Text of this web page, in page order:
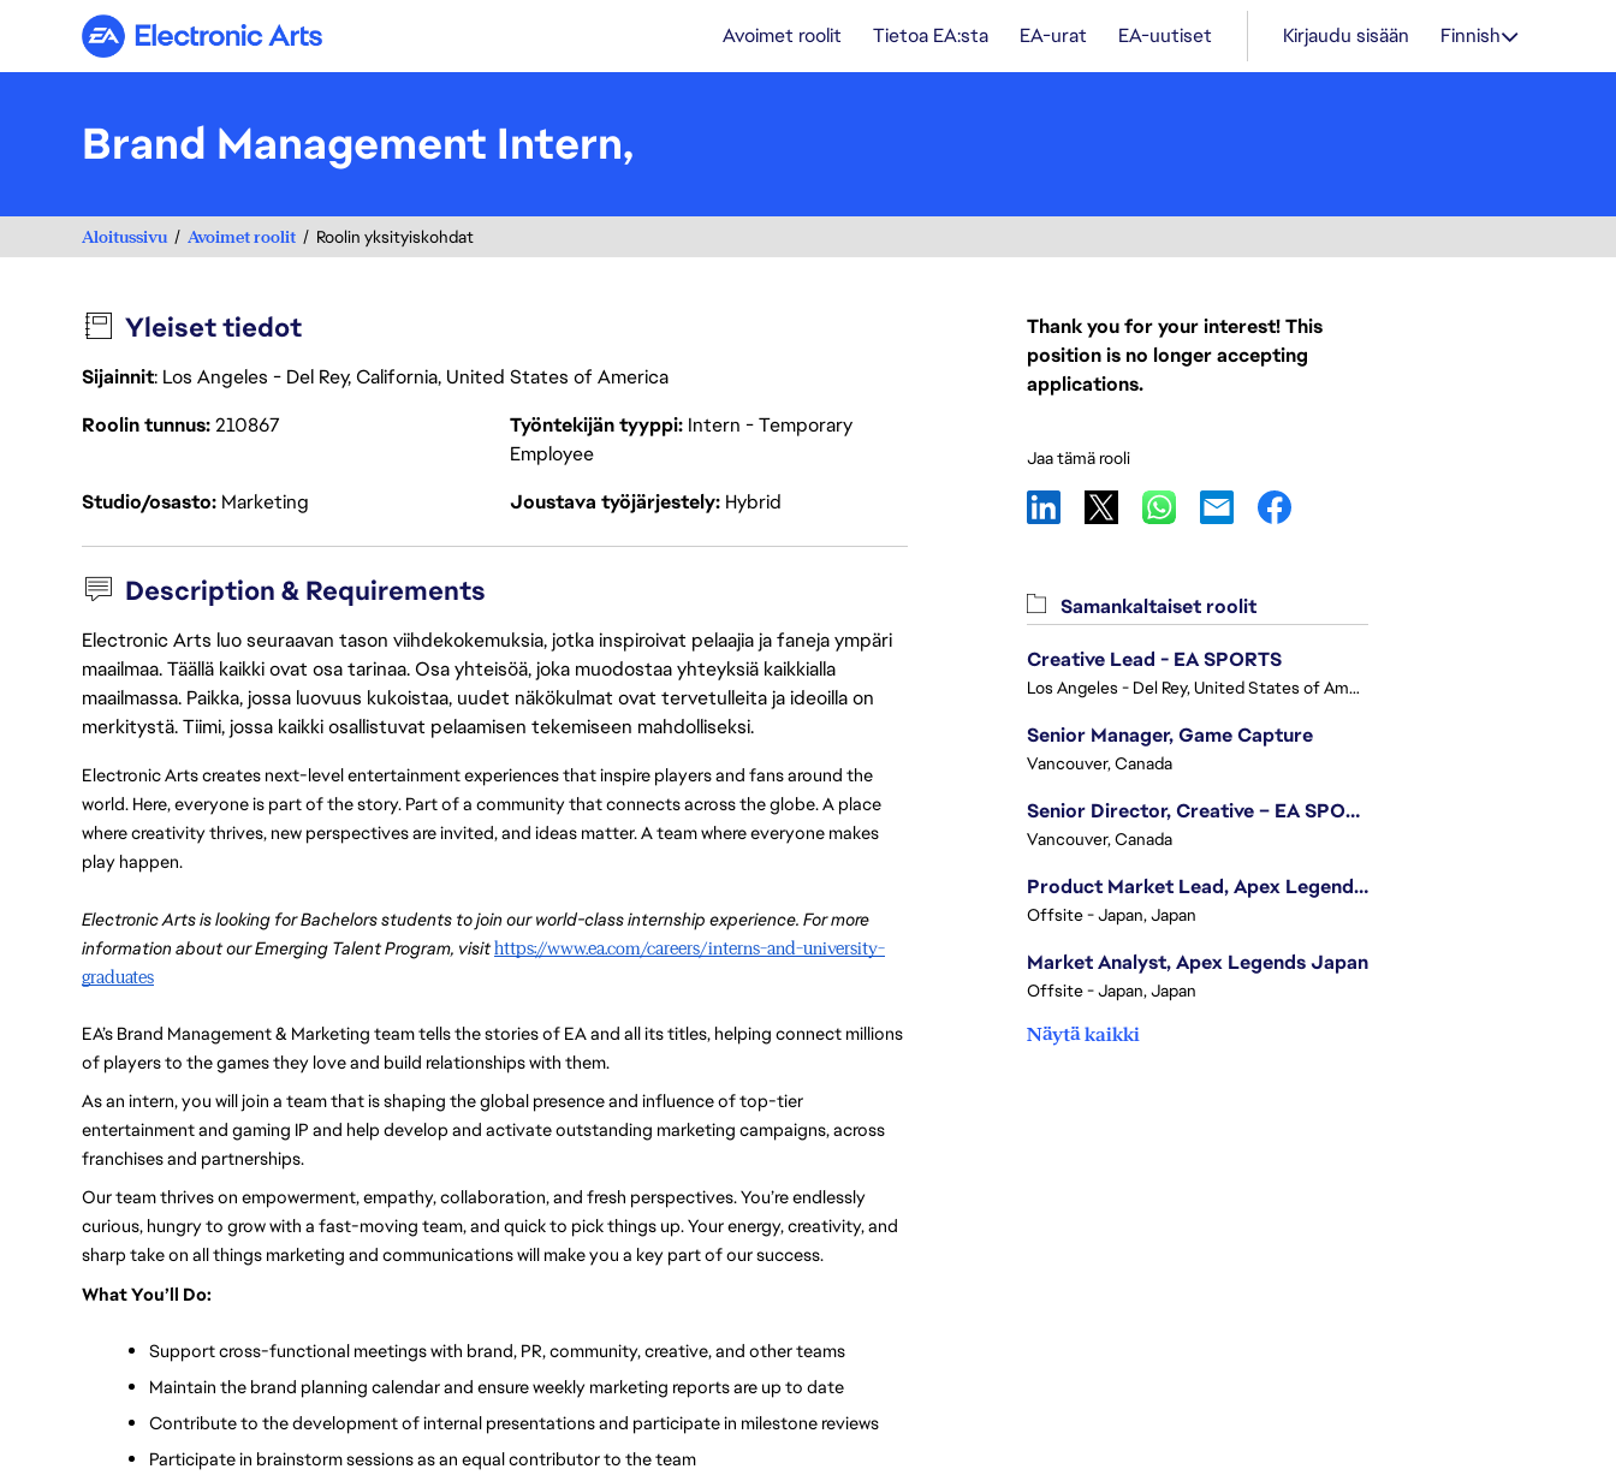
Electronic Arts Avoimet roolit Tietoa EA:sta EA-urat EA-uutiset Kirjaudu sisään Finnish
Brand Management Intern,
Aloitussivu Avoimet roolit Roolin yksityiskohdat
Yleiset tiedot
Sijainnit: Los Angeles - Del Rey, California, United States of America
Roolin tunnus210867 Työntekijän tyyppi Intern - Temporary
Employee
Studio/osasto Marketing Joustava työjärjestely Hybrid
Description & Requirements
Electronic Arts luo seuraavan tason viihdekokemuksia, jotka inspiroivat pelaajia ja faneja ympäri
maailmaa. Täällä kaikki ovat osa tarinaa. Osa yhteisöä, joka muodostaa yhteyksiä kaikkialla
maailmassa. Paikka, jossa luovuus kukoistaa, uudet näkökulmat ovat tervetulleita ja ideoilla on
merkitystä. Tiimi, jossa kaikki osallistuvat pelaamisen tekemiseen mahdolliseksi.
Electronic Arts creates next-level entertainment experiences that inspire players and fans around the
world. Here, everyone is part of the story. Part of a community that connects across the globe. A place
where creativity thrives, new perspectives are invited, and ideas matter. A team where everyone makes
play happen.
Electronic Arts is looking for Bachelors students to join our world-class internship experience. For more
information about our Emerging Talent Program, visit https://www.ea.com/careers/interns-and-university-
graduates
EA’s Brand Management & Marketing team tells the stories of EA and all its titles, helping connect millions
of players to the games they love and build relationships with them.
As an intern, you will join a team that is shaping the global presence and influence of top-tier
entertainment and gaming IP and help develop and activate outstanding marketing campaigns, across
franchises and partnerships.
Our team thrives on empowerment, empathy, collaboration, and fresh perspectives. You’re endlessly
curious, hungry to grow with a fast-moving team, and quick to pick things up. Your energy, creativity, and
sharp take on all things marketing and communications will make you a key part of our success.
What You’ll Do:
Support cross-functional meetings with brand, PR, community, creative, and other teams
Maintain the brand planning calendar and ensure weekly marketing reports are up to date
Contribute to the development of internal presentations and participate in milestone reviews
Participate in brainstorm sessions as an equal contributor to the team
Thank you for your interest! This
position is no longer accepting
applications.
Jaa tämä rooli
Samankaltaiset roolit
Creative Lead - EA SPORTS
Los Angeles - Del Rey, United States of America
Senior Manager, Game Capture
Vancouver, Canada
Senior Director, Creative – EA SPORTS FC
Vancouver, Canada
Product Market Lead, Apex Legends Japan
Offsite - Japan, Japan
Market Analyst, Apex Legends Japan
Offsite - Japan, Japan
Näytä kaikki